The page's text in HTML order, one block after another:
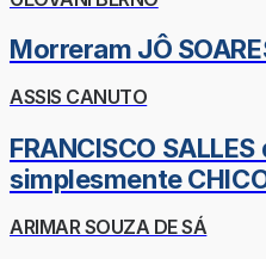
Morreram JÔ
ASSIS CANUTO
FRANCISCO
simplesmente
ARIMAR SOUZA DE SÁ